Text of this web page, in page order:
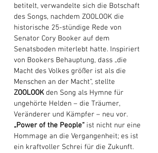
betitelt, verwandelte sich die Botschaft
des Songs, nachdem ZOOLOOK die
historische 25-stündige Rede von
Senator Cory Booker auf dem
Senatsboden miterlebt hatte. Inspiriert
von Bookers Behauptung, dass „die
Macht des Volkes größer ist als die
Menschen an der Macht“, stellte
ZOOLOOK den Song als Hymne für
ungehörte Helden – die Träumer,
Veränderer und Kämpfer – neu vor.
„Power of the People“ ist nicht nur eine
Hommage an die Vergangenheit; es ist
ein kraftvoller Schrei für die Zukunft.